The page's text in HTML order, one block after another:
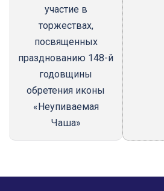
участие в
торжествах,
посвященных
празднованию 148-й
годовщины
обретения иконы
«Неупиваемая
Чаша»